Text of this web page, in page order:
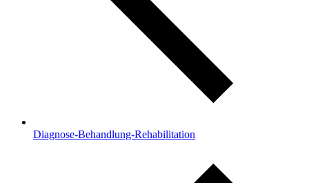
Diagnose-Behandlung-Rehabilitation